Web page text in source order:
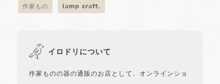
作家もの lamp craft.
イロドリについて
作家ものの器の通販のお店として、オンラインショ